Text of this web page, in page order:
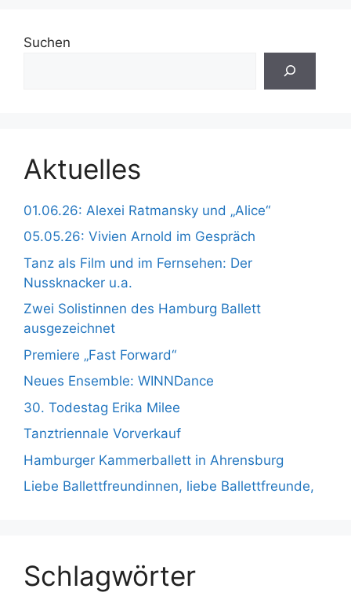
Suchen
Aktuelles
01.06.26: Alexei Ratmansky und „Alice“
05.05.26: Vivien Arnold im Gespräch
Tanz als Film und im Fernsehen: Der
Nussknacker u.a.
Zwei Solistinnen des Hamburg Ballett
ausgezeichnet
Premiere „Fast Forward“
Neues Ensemble: WINNDance
30. Todestag Erika Milee
Tanztriennale Vorverkauf
Hamburger Kammerballett in Ahrensburg
Liebe Ballettfreundinnen, liebe Ballettfreunde,
Schlagwörter